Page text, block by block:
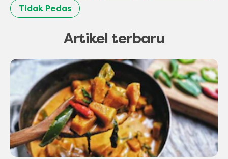
Tidak Pedas
Artikel terbaru